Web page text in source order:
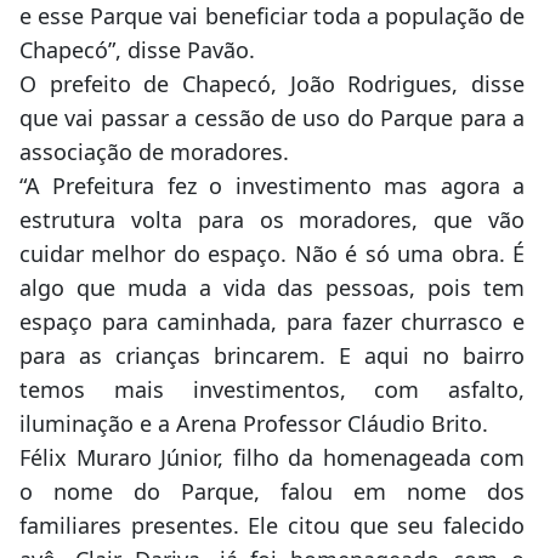
e esse Parque vai beneficiar toda a população de
Chapecó”, disse Pavão.
O prefeito de Chapecó, João Rodrigues, disse
que vai passar a cessão de uso do Parque para a
associação de moradores.
“A Prefeitura fez o investimento mas agora a
estrutura volta para os moradores, que vão
cuidar melhor do espaço. Não é só uma obra. É
algo que muda a vida das pessoas, pois tem
espaço para caminhada, para fazer churrasco e
para as crianças brincarem. E aqui no bairro
temos mais investimentos, com asfalto,
iluminação e a Arena Professor Cláudio Brito.
Félix Muraro Júnior, filho da homenageada com
o nome do Parque, falou em nome dos
familiares presentes. Ele citou que seu falecido